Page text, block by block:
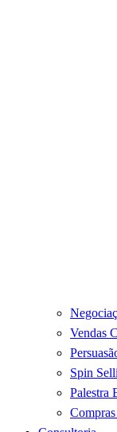
Vendas
Spin
Palestra